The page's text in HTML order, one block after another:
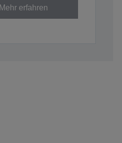
Mehr erfahren